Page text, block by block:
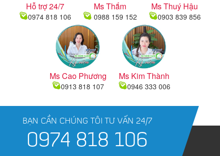
Hỗ trợ 24/7
0974 818 106
Ms Thắm
0988 159 152
Ms Thuý Hậu
0903 839 856
Ms Cao Phương
0913 818 107
Ms Kim Thành
0946 333 006
BẠN CẦN CHÚNG TÔI TƯ VẤN 24/7
0974 818 106